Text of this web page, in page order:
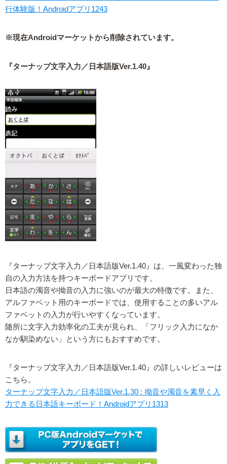
行体験版！Androidアプリ1243
※現在Androidマーケットから削除されています。
『ターナップ文字入力／日本語版Ver.1.40』
『ターナップ文字入力／日本語版Ver.1.40』は、一風変わった独
自の入力方法を持つキーボードアプリです。
日本語の濁音や拗音の入力に強いのが最大の特徴です。また、
アルファベット用のキーボードでは、使用することの多いアル
ファベットの入力が行いやすくなっています。
随所に文字入力効率化の工夫が見られ、「フリック入力になか
なか馴染めない」という方にもおすすめです。
『ターナップ文字入力／日本語版Ver.1.40』の詳しいレビューは
こちら。
ターナップ文字入力／日本語版Ver.1.30 : 拗音や濁音を素早く入
力できる日本語キーボード！Androidアプリ1313